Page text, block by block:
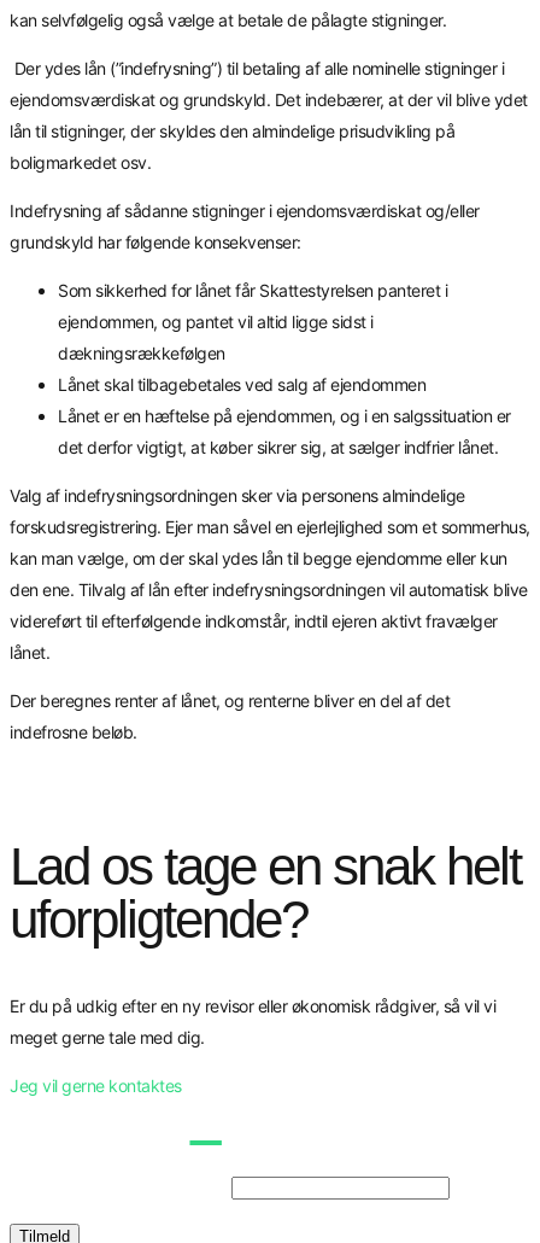
kan selvfølgelig også vælge at betale de pålagte stigninger.
Der ydes lån (”indefrysning”) til betaling af alle nominelle stigninger i
ejendomsværdiskat og grundskyld. Det indebærer, at der vil blive ydet
lån til stigninger, der skyldes den almindelige prisudvikling på
boligmarkedet osv.
Indefrysning af sådanne stigninger i ejendomsværdiskat og/eller
grundskyld har følgende konsekvenser:
Som sikkerhed for lånet får Skattestyrelsen panteret i
ejendommen, og pantet vil altid ligge sidst i
dækningsrækkefølgen
Lånet skal tilbagebetales ved salg af ejendommen
Lånet er en hæftelse på ejendommen, og i en salgssituation er
det derfor vigtigt, at køber sikrer sig, at sælger indfrier lånet.
Valg af indefrysningsordningen sker via personens almindelige
forskudsregistrering. Ejer man såvel en ejerlejlighed som et sommerhus,
kan man vælge, om der skal ydes lån til begge ejendomme eller kun
den ene. Tilvalg af lån efter indefrysningsordningen vil automatisk blive
videreført til efterfølgende indkomstår, indtil ejeren aktivt fravælger
lånet.
Der beregnes renter af lånet, og renterne bliver en del af det
indefrosne beløb.
Lad os tage en snak helt
uforpligtende?
Er du på udkig efter en ny revisor eller økonomisk rådgiver, så vil vi
meget gerne tale med dig.
Jeg vil gerne kontaktes